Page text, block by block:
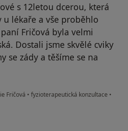
s 12letou dcerou, která
u lékaře a vše proběhlo
Fričová byla velmi
Dostali jsme skvělé cviky
se zády a těšíme se na
Fričová • fyzioterapeutická konzultace •